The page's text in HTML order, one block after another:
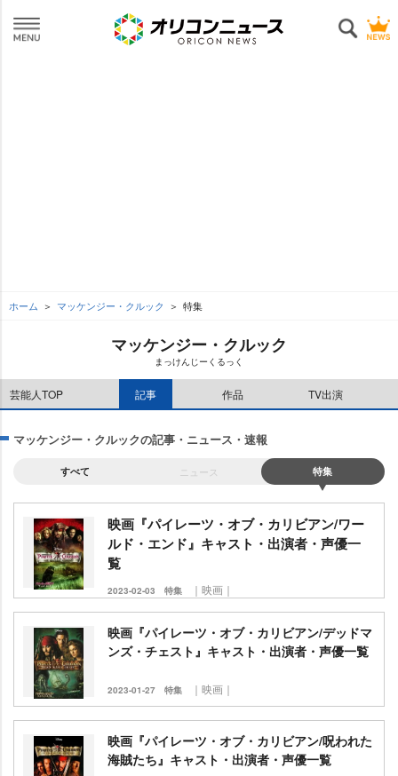
ホーム マッケンジー・クルック 特集
マッケンジー・クルック
まっけんじーくるっく
芸能人TOP 記事 作品 TV出演
マッケンジー・クルックの記事・ニュース・速報
すべて ニュース 特集
映画『パイレーツ・オブ・カリビアン/ワー
ルド・エンド』キャスト・出演者・声優一
覧
2023-02-03 特集 ｜映画｜
映画『パイレーツ・オブ・カリビアン/デッドマ
ンズ・チェスト』キャスト・出演者・声優一覧
2023-01-27 特集 ｜映画｜
映画『パイレーツ・オブ・カリビアン/呪われた
海賊たち』キャスト・出演者・声優一覧